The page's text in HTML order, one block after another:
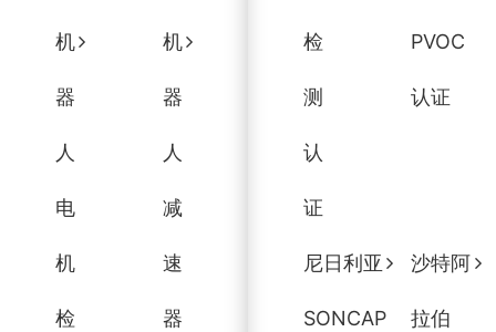
机
器
人
电
机
检
机
器
人
减
速
器
检
测
认
证
PVOC
认证
尼日利亚
SONCAP
沙特阿
拉伯